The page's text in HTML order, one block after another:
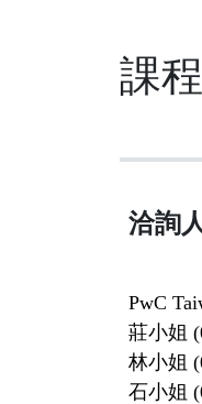
課
洽詢
PwC
莊小姐
林小姐
石小姐